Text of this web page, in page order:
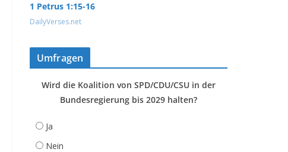
1 Petrus 1:15-16
DailyVerses.net
Umfragen
Wird die Koalition von SPD/CDU/CSU in der
Bundesregierung bis 2029 halten?
Ja
Nein